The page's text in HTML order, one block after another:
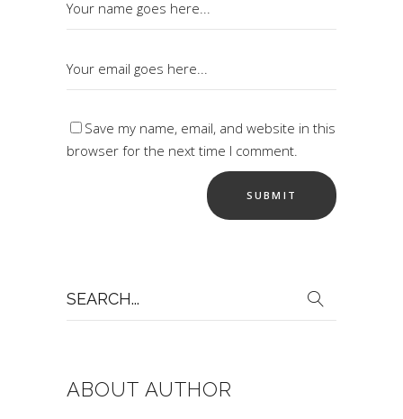
Save my name, email, and website in this
browser for the next time I comment.
for:
ABOUT AUTHOR